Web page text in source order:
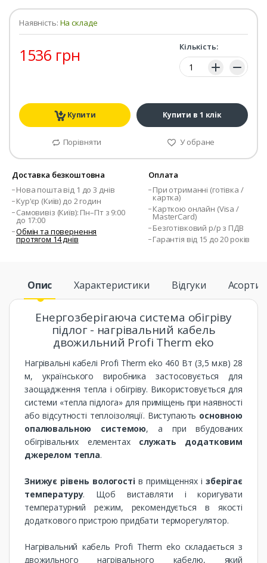
Наявність: На складе
1536 грн Кількість:
Кількість:
Купити Купити в 1 клік
Порівняти У обране
Доставка безкоштовна
Нова пошта від 1 до 3 днів
Кур'єр (Київ) до 2 годин
Самовивіз (Київ): Пн–Пт з 9:00
до 17:00
Обмін та повернення
протягом 14 днів
Оплата
При отриманні (готівка /
картка)
Карткою онлайн (Visa /
MasterCard)
Безготівковий р/р з ПДВ
Гарантія від 15 до 20 років
Опис Характеристики Відгуки
Енергозберігаюча система обігріву
підлог - нагрівальний кабель
двожильний Profi Therm eko
Нагрівальні кабелі Profi Therm eko 460 Вт (3,5 м.кв) 28
м, українського виробника застосовується для
заощадження тепла і обігріву. Використовується для
системи «тепла підлога» для приміщень при наявності
або відсутності теплоізоляції. Виступають основною
опалювальною системою, а при вбудованих
обігрівальних елементах служать додатковим
джерелом тепла.
Знижує рівень вологостів приміщеннях ізберігає
температуру. Щоб виставляти і коригувати
температурний режим, рекомендується в якості
додаткового пристрою придбати терморегулятор.
Нагрівальний кабель Profi Therm eko ​​складається з
двожильного нагрівального кабелю, який